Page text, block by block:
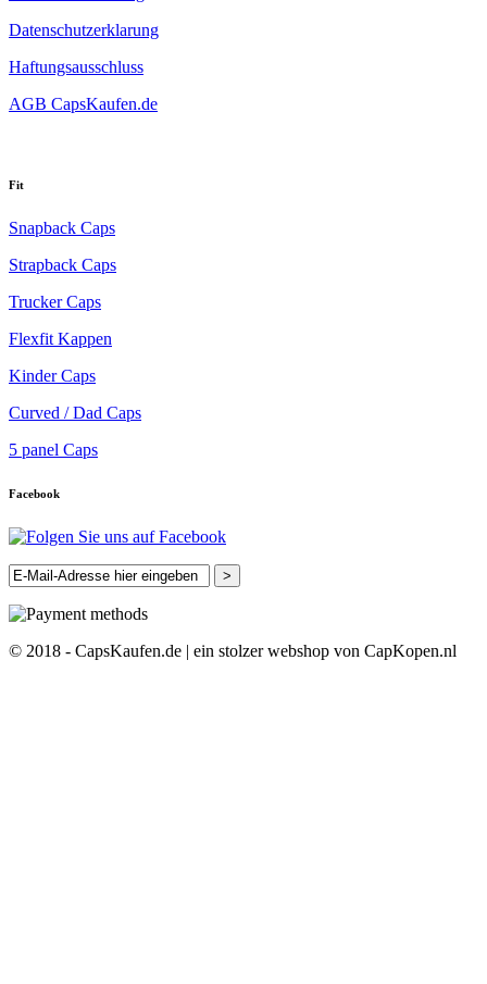
Datenschutzerklarung
Haftungsausschluss
AGB CapsKaufen.de
Fit
Snapback Caps
Strapback Caps
Trucker Caps
Flexfit Kappen
Kinder Caps
Curved / Dad Caps
5 panel Caps
Facebook
>
© 2018 - CapsKaufen.de | ein stolzer webshop von CapKopen.nl